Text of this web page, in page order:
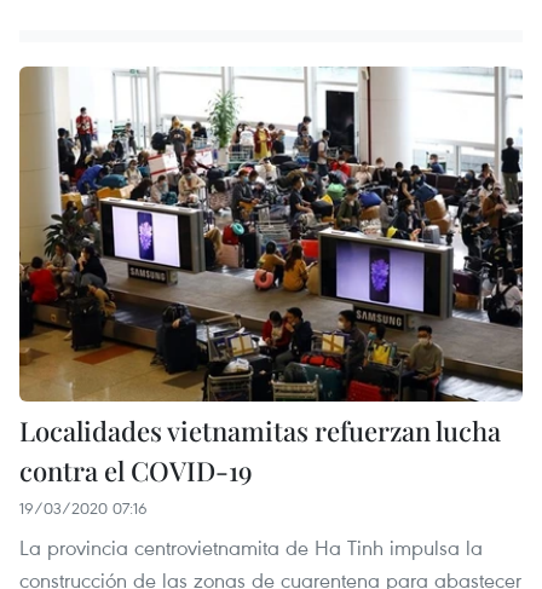
Localidades vietnamitas refuerzan lucha
contra el COVID-19
19/03/2020 07:16
La provincia centrovietnamita de Ha Tinh impulsa la
construcción de las zonas de cuarentena para abastecer